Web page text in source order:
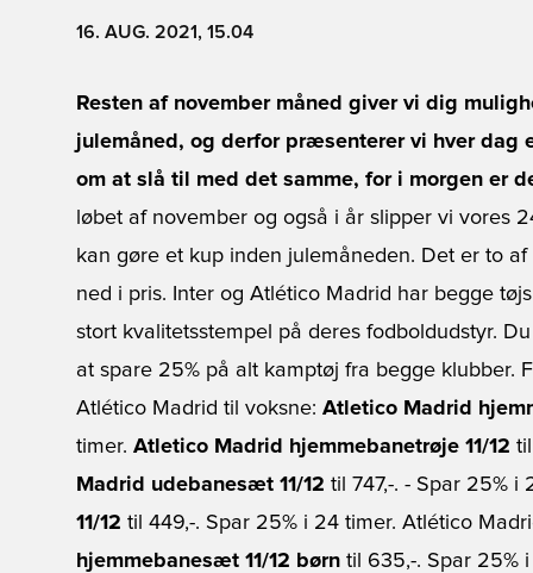
16. AUG. 2021, 15.04
Resten af november måned giver vi dig
julemåned, og derfor præsenterer vi hver dag
om at slå til med det samme, for i morgen er
løbet af november og også i år slipper vi vores
kan gøre et kup inden julemåneden. Det er to
ned i pris. Inter og Atlético Madrid har begge
stort kvalitetsstempel på deres fodboldudstyr.
at spare 25% på alt kamptøj fra begge klubber.
Atlético Madrid til voksne: Atletico Madrid
timer. Atletico Madrid hjemmebanetrøje 11/12
Madrid udebanesæt 11/12 til 747,-. - Spar 25% i
11/12 til 449,-. Spar 25% i 24 timer. Atlético
hjemmebanesæt 11/12 børn til 635,-. Spar 25%